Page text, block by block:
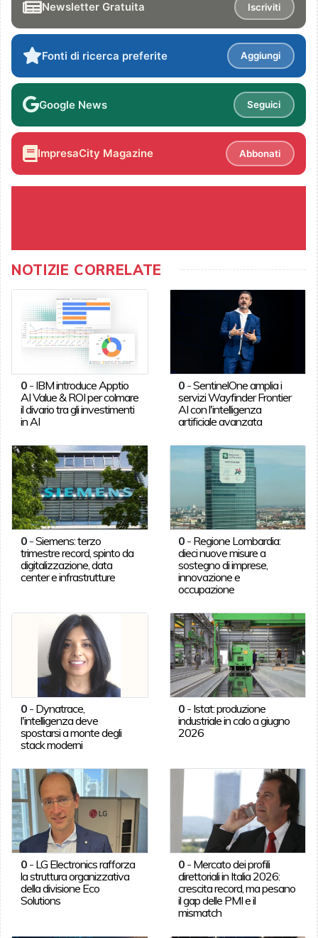
Newsletter Gratuita Iscriviti
Fonti di ricerca preferite Aggiungi
Google News Seguici
ImpresaCity Magazine Abbonati
NOTIZIE CORRELATE
0- IBM introduce Apptio
AI Value & ROI per colmare
il divario tra gli investimenti
in AI
0 -SentinelOne amplia i
servizi Wayfinder Frontier
AI con l'intelligenza
artificiale avanzata
0-Siemens: terzo
trimestre record, spinto da
digitalizzazione, data
center e infrastrutture
0 - Regione Lombardia:
dieci nuove misure a
sostegno di imprese,
innovazione e
occupazione
0- Dynatrace,
l'intelligenza deve
spostarsi a monte degli
stack moderni
0 - Istat: produzione
industriale in calo a giugno
2026
0- LG Electronics rafforza
la struttura organizzativa
della divisione Eco
Solutions
0 - Mercato dei profili
direttoriali in Italia 2026:
crescita record, ma pesano
il gap delle PMI e il
mismatch